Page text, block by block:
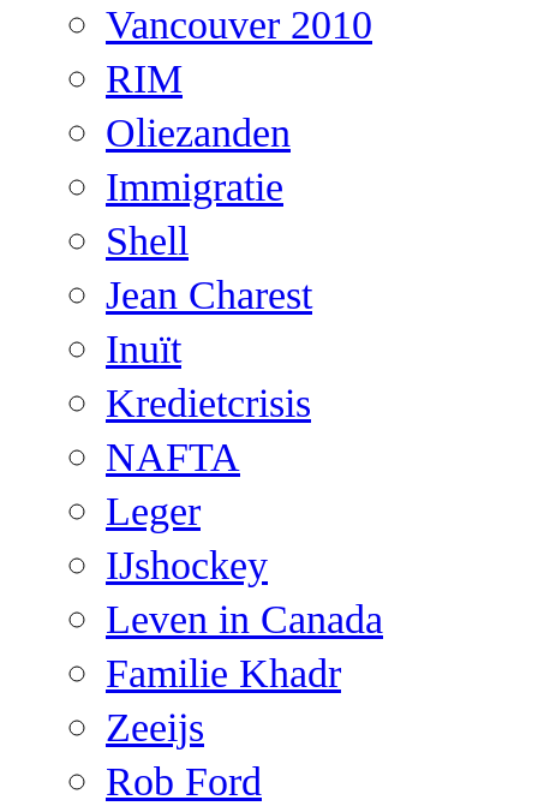
Vancouver 2010
RIM
Oliezanden
Immigratie
Shell
Jean Charest
Inuït
Kredietcrisis
NAFTA
Leger
IJshockey
Leven in Canada
Familie Khadr
Zeeijs
Rob Ford